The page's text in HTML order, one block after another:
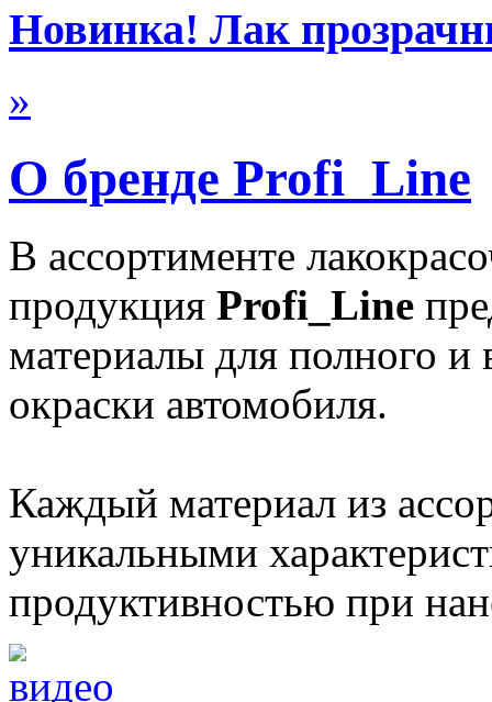
Новинка! Лак
»
О бренде Profi_Line
В ассортименте
продукция Profi_Line
материалы для полного и
окраски автомобиля.
Каждый материал из
уникальными
продуктивностью при